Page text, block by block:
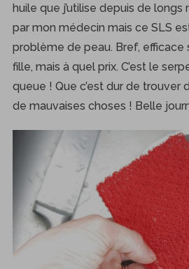
huile que j’utilise depuis de
par mon médecin mais ce SLS
problème de peau. Bref, efficace
fille, mais à quel prix. C’est le
queue ! Que c’est dur de trouver
de mauvaises choses ! Belle